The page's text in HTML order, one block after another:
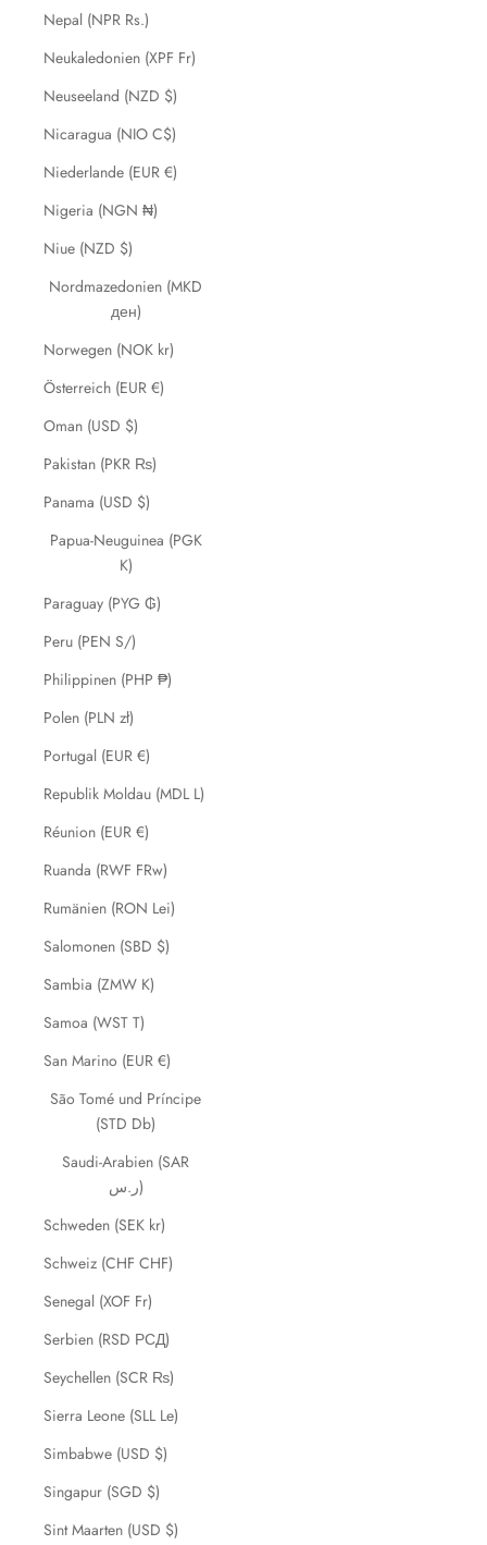
Nepal (NPR Rs.)
Neukaledonien (XPF Fr)
Neuseeland (NZD $)
Nicaragua (NIO C$)
Niederlande (EUR €)
Nigeria (NGN ₦)
Niue (NZD $)
Nordmazedonien (MKD
ден)
Norwegen (NOK kr)
Österreich (EUR €)
Oman (USD $)
Pakistan (PKR ₨)
Panama (USD $)
Papua-Neuguinea (PGK
K)
Paraguay (PYG ₲)
Peru (PEN S/)
Philippinen (PHP ₱)
Polen (PLN zł)
Portugal (EUR €)
Republik Moldau (MDL L)
Réunion (EUR €)
Ruanda (RWF FRw)
Rumänien (RON Lei)
Salomonen (SBD $)
Sambia (ZMW K)
Samoa (WST T)
San Marino (EUR €)
São Tomé und Príncipe
(STD Db)
Saudi-Arabien (SAR
ر.س)
Schweden (SEK kr)
Schweiz (CHF CHF)
Senegal (XOF Fr)
Serbien (RSD РСД)
Seychellen (SCR ₨)
Sierra Leone (SLL Le)
Simbabwe (USD $)
Singapur (SGD $)
Sint Maarten (USD $)